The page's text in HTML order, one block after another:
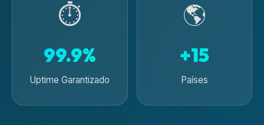
⏱️
99.9%
Uptime Garantizado
🌎
+15
Países